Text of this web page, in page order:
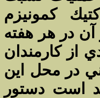
كمونيزم
آن در هر هفته
از كارمندان
در محل اين
است دستور